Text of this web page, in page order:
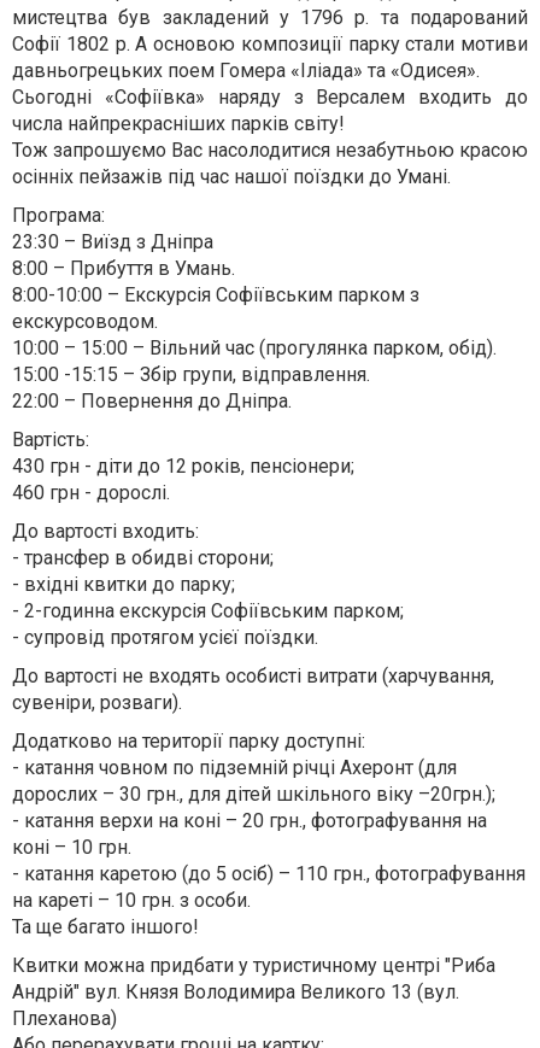
мистецтва був закладений у 1796 р. та подарований
Софії 1802 р. А основою композиції парку стали мотиви
давньогрецьких поем Гомера «Іліада» та «Одисея».
Сьогодні «Софіївка» наряду з Версалем входить до
числа найпрекрасніших парків світу!
Тож запрошуємо Вас насолодитися незабутньою красою
осінніх пейзажів під час нашої поїздки до Умані.
Програма:
23:30 – Виїзд з Дніпра
8:00 – Прибуття в Умань.
8:00-10:00 – Екскурсія Софіївським парком з
екскурсоводом.
10:00 – 15:00 – Вільний час (прогулянка парком, обід).
15:00 -15:15 – Збір групи, відправлення.
22:00 – Повернення до Дніпра.
Вартість:
430 грн - діти до 12 років, пенсіонери;
460 грн - дорослі.
До вартості входить:
- трансфер в обидві сторони;
- вхідні квитки до парку;
- 2-годинна екскурсія Софіївським парком;
- супровід протягом усієї поїздки.
До вартості не входять особисті витрати (харчування,
сувеніри, розваги).
Додатково на території парку доступні:
- катання човном по підземній річці Ахеронт (для
дорослих – 30 грн., для дітей шкільного віку –20грн.);
- катання верхи на коні – 20 грн., фотографування на
коні – 10 грн.
- катання каретою (до 5 осіб) – 110 грн., фотографування
на кареті – 10 грн. з особи.
Та ще багато іншого!
Квитки можна придбати у туристичному центрі "Риба
Андрій" вул. Князя Володимира Великого 13 (вул.
Плеханова)